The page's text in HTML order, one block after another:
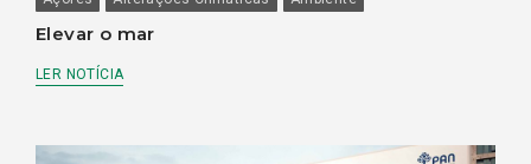
Elevar o mar
LER NOTÍCIA